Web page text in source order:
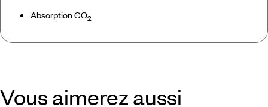
Absorption CO2
Vous aimerez aussi